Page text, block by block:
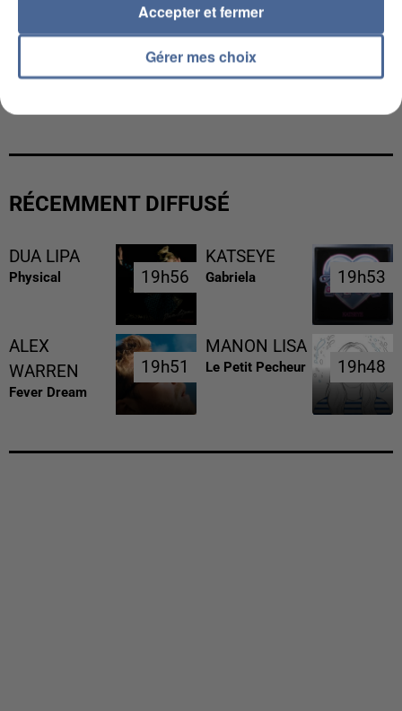
MAFIA INTERPELLÉ EN ALGÉRIE
RÉCEMMENT DIFFUSÉ
DUA LIPA
Physical 19h56
19h56
KATSEYE
Gabriela 19h53
19h53
ALEX
WARREN
Fever Dream
19h51
19h51
MANON LISA
Le Petit Pecheur 19h48
19h48
Gérer mes choix
Accepter et fermer